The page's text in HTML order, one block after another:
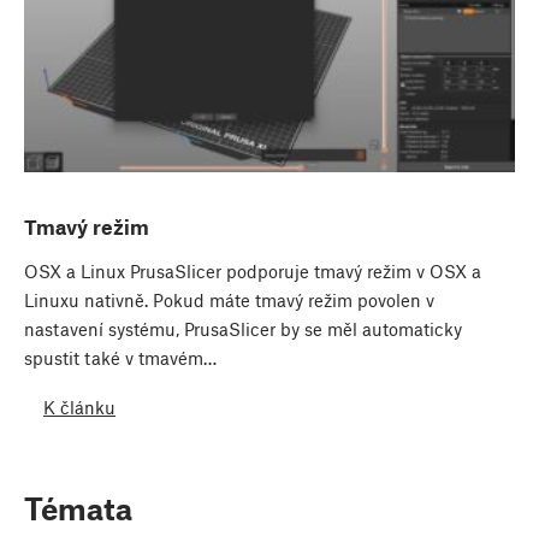
Tmavý režim
OSX a Linux PrusaSlicer podporuje tmavý režim v OSX a
Linuxu nativně. Pokud máte tmavý režim povolen v
nastavení systému, PrusaSlicer by se měl automaticky
spustit také v tmavém…
K článku
Témata